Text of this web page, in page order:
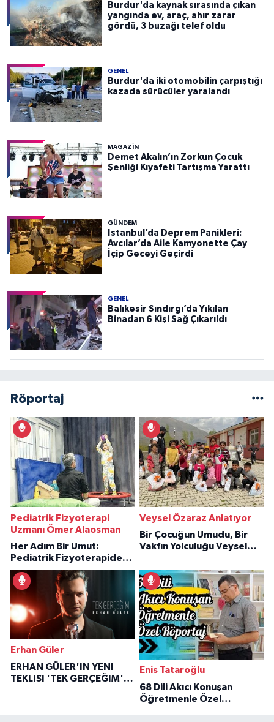
Burdur'da kaynak sırasında çıkan
yangında ev, araç, ahır zarar
gördü, 3 buzağı telef oldu
GENEL
Burdur'da iki otomobilin çarpıştığı
kazada sürücüler yaralandı
MAGAZİN
Demet Akalın’ın Zorkun Çocuk
Şenliği Kıyafeti Tartışma Yarattı
GÜNDEM
İstanbul’da Deprem Panikleri:
Avcılar’da Aile Kamyonette Çay
İçip Geceyi Geçirdi
GENEL
Balıkesir Sındırgı’da Yıkılan
Binadan 6 Kişi Sağ Çıkarıldı
Röportaj
Pediatrik Fizyoterapi
Uzmanı Ömer Alaosman
Her Adım Bir Umut:
Pediatrik Fizyoterapiden
İlham Veren Hikâyeler
Veysel Özaraz Anlatıyor
Bir Çocuğun Umudu, Bir
Vakfın Yolculuğu Veysel
Erhan Güler
ERHAN GÜLER'IN YENI
TEKLISI 'TEK GERÇEĞIM'LE
Enis Tataroğlu
68 Dili Akıcı Konuşan
Öğretmenle Özel